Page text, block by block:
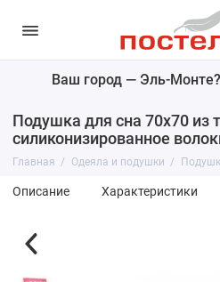
Ваш город — Эль-Монте?
Подушка для сна 70х70 из
силиконизированное
Главная Одеяла и подушки
Описание Характеристики